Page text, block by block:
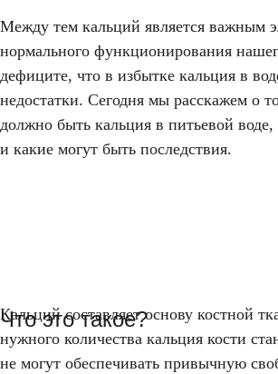
Между тем кальций является важным
нормального функционирования
дефиците, что в избытке кальция в
недостатки. Сегодня мы расскажем о
должно быть кальция в питьевой воде,
и какие могут быть последствия.
Что это такое?
Кальций составляет основу костной
нужного количества кальция кости
не могут обеспечивать привычную